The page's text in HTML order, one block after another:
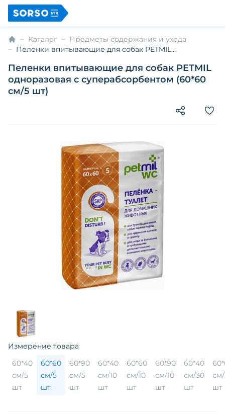
Каталог
Предметы содержания и ухода
Пеленки впитывающие для собак PETMIL
Пеленки впитывающие для собак PETMIL
одноразовая с суперабсорбентом (60*60
см/5 шт)
Измерение товара
60*40
см/5
шт
60*60
см/5
шт
60*90
см/5
шт
60*40
см/10
шт
60*60
см/10
шт
60*90
см/10
шт
60*40
см/30
шт
шт